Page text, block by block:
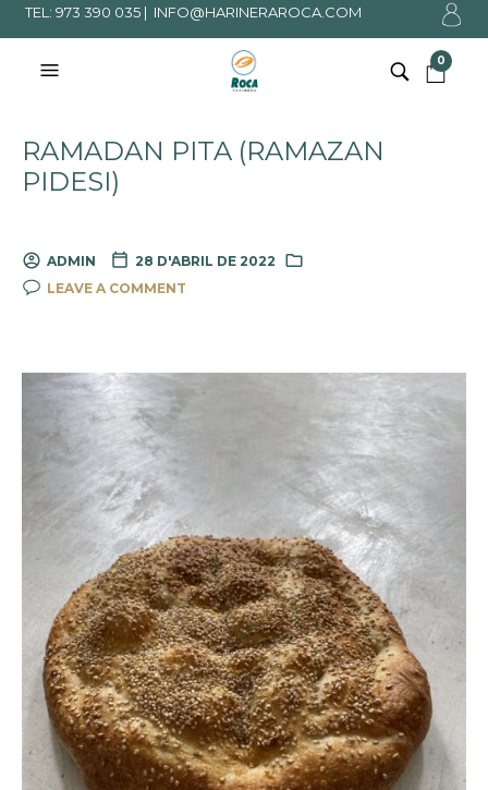
TEL: 973 390 035 | INFO@HARINERAROCA.COM
0
RAMADAN PITA (RAMAZAN
PIDESI)
ADMIN
28 D'ABRIL DE 2022
LEAVE A COMMENT